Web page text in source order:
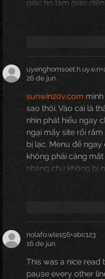
giác họ làm giao
26 de jun.
sunwin20v.com
sao thôi. Vào cái là
nhìn phát hiểu ngay
ngại mấy site rối
bị lạc. Menu để
không phải căng
nhàng chứ không bị
nolafo.wle156+abc123
16 de jun.
This was a nice read
pause every other